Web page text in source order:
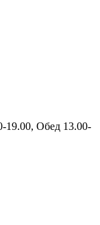
19.00, Обед 13.00-